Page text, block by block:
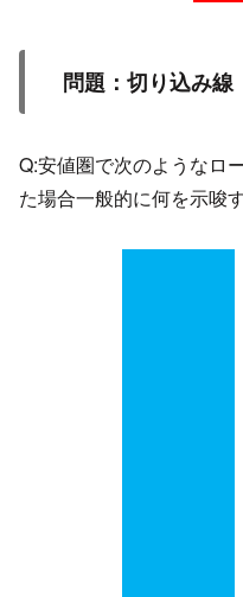
問題： 切り込み線
Q:安値圏で次のようなロ
た場合一般的に何を示唆す